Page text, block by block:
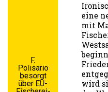
F.
Polisario
besorgt
über EU-
eine
mit
wird